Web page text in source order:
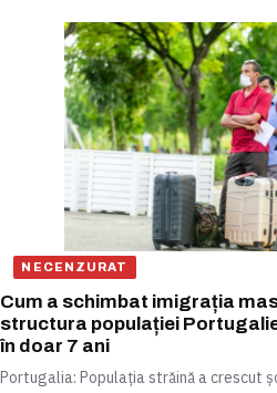
NECENZURAT
Cum a schimbat imigrația
structura populației
în doar 7 ani
Portugalia: Populația străină a crescut